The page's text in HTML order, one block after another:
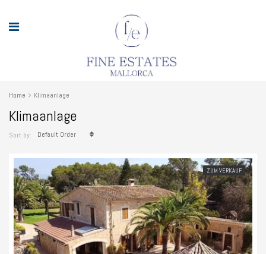
Home Klimaanlage
Klimaanlage
Sort by: Default Order
ZUM VERKAUF